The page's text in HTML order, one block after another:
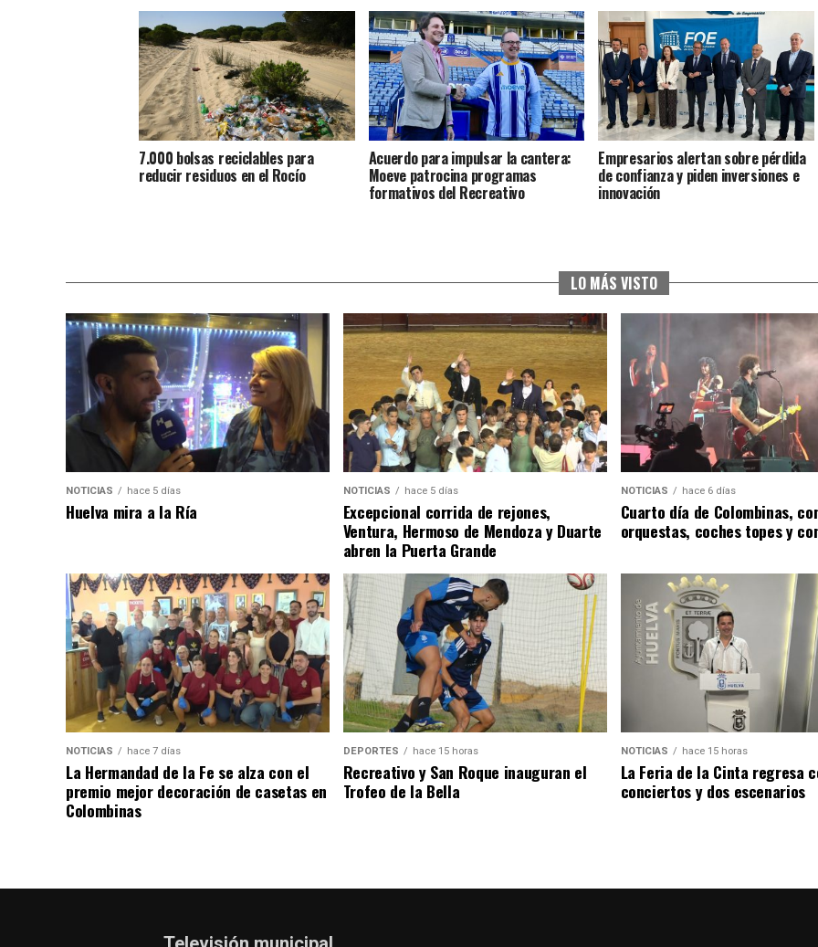
7.000 bolsas reciclables para
reducir residuos en el Rocío
Acuerdo para impulsar la cantera:
Moeve patrocina programas
formativos del Recreativo
Empresarios alertan sobre pérdida
de confianza y piden inversiones e
innovación
LO MÁS VISTO
NOTICIAS hace 5 días
Huelva mira a la Ría
NOTICIAS hace 5 días
Excepcional corrida de rejones,
Ventura, Hermoso de Mendoza y Duarte
abren la Puerta Grande
NOTICIAS hace 6 días
Cuarto día de Colombinas,
orquestas, coches topes y
NOTICIAS hace 7 días
La Hermandad de la Fe se alza con el
premio mejor decoración de casetas en
Colombinas
DEPORTES hace 15 horas
Recreativo y San Roque inauguran el
Trofeo de la Bella
NOTICIAS hace 15 horas
La Feria de la Cinta regresa
conciertos y dos escenarios